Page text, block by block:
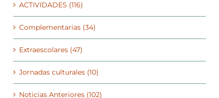
ACTIVIDADES (116)
Complementarias (34)
Extraescolares (47)
Jornadas culturales (10)
Noticias Anteriores (102)